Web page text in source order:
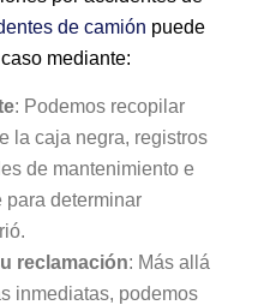
de camión puede
mediante:
: Podemos recopilar
la caja negra, registros
de mantenimiento e
para determinar
reclamación: Más allá
inmediatas, podemos